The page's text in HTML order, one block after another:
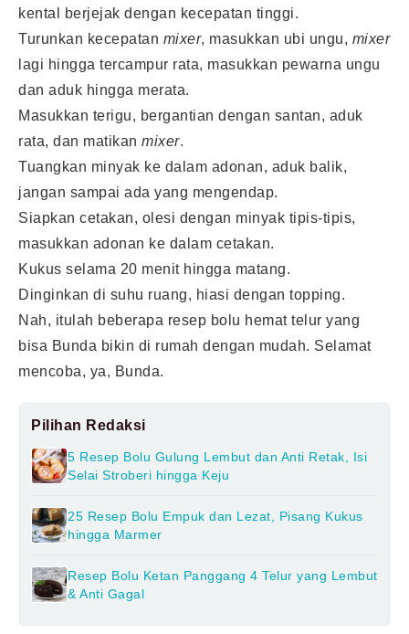
kental berjejak dengan kecepatan tinggi.
Turunkan kecepatan mixer, masukkan ubi ungu, mixer
lagi hingga tercampur rata, masukkan pewarna ungu
dan aduk hingga merata.
Masukkan terigu, bergantian dengan santan, aduk
rata, dan matikan mixer.
Tuangkan minyak ke dalam adonan, aduk balik,
jangan sampai ada yang mengendap.
Siapkan cetakan, olesi dengan minyak tipis-tipis,
masukkan adonan ke dalam cetakan.
Kukus selama 20 menit hingga matang.
Dinginkan di suhu ruang, hiasi dengan topping.
Nah, itulah beberapa resep bolu hemat telur yang
bisa Bunda bikin di rumah dengan mudah. Selamat
mencoba, ya, Bunda.
Pilihan Redaksi
5 Resep Bolu Gulung Lembut dan Anti Retak, Isi
Selai Stroberi hingga Keju
25 Resep Bolu Empuk dan Lezat, Pisang Kukus
hingga Marmer
Resep Bolu Ketan Panggang 4 Telur yang Lembut
& Anti Gagal